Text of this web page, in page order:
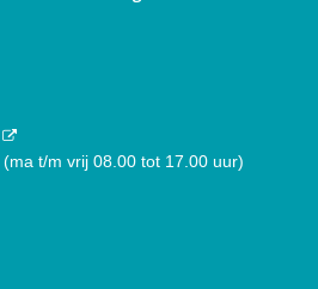
(ma t/m vrij 08.00 tot 17.00 uur)